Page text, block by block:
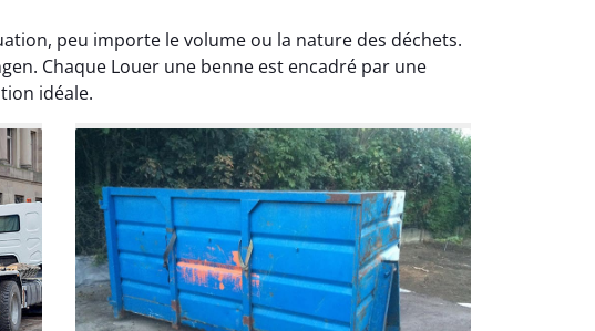
peu importe le volume ou la nature des déchets.
Chaque Louer une benne est encadré par une
idéale.